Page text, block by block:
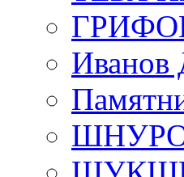
Иванов